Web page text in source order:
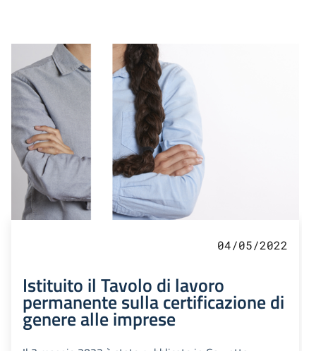
04/05/2022
Istituito il Tavolo di lavoro
permanente sulla certificazione di
genere alle imprese